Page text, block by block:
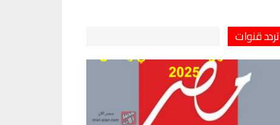
تردد قنوات